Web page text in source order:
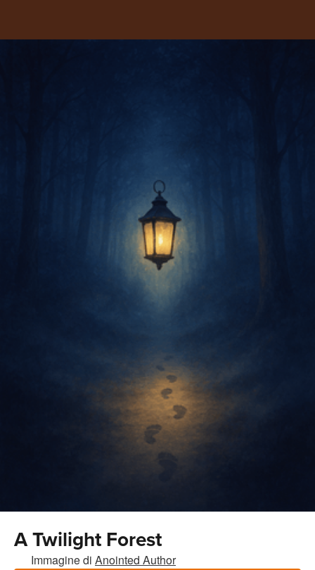
A Twilight Forest
Immagine di Anointed Author